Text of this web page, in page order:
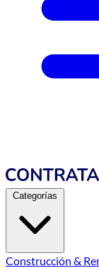
Categorías
Construcción &